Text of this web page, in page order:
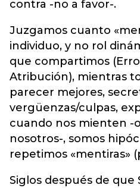
contra -no a favor-.
Juzgamos cuanto
individuo, y no rol
que compartimos
Atribución), mientras
parecer mejores,
vergüenzas/culpas,
cuando nos mienten -
nosotros-, somos
repetimos «mentiras»
Siglos después de que